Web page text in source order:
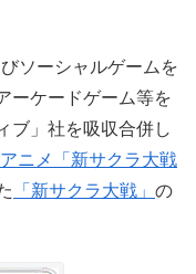
ソーシャルゲームを
ーケードゲーム等を
ブ」社を吸収合併し
ニメ「新サクラ大戦
「新サクラ大戦」 の